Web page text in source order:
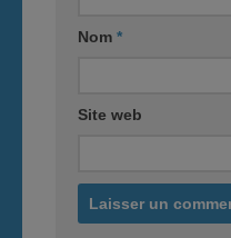
Nom *
Site web